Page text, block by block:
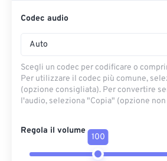
Codec audio
Auto
Scegli un codec per codificare o
Per utilizzare il codec più comune,
(opzione consigliata). Per convertire
l'audio, seleziona "Copia" (opzione
Regola il volume
100